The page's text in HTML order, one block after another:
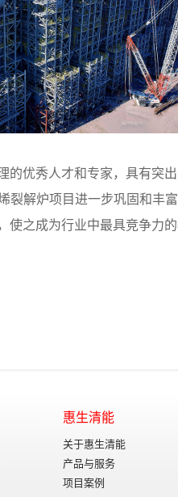
优秀人才和专家，具有突
解炉项目进一步巩固和丰
之成为行业中最具竞争力的
惠生清能
关于惠生清能
产品与服务
项目案例